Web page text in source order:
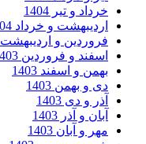
خرداد و تیر 1404
اردیبهشت و خرداد 1404
فروردین و اردیبهشت 1404
اسفند و فروردین 1403
بهمن و اسفند 1403
دی و بهمن 1403
آذر و دی 1403
آبان و آذر 1403
مهر و آبان 1403